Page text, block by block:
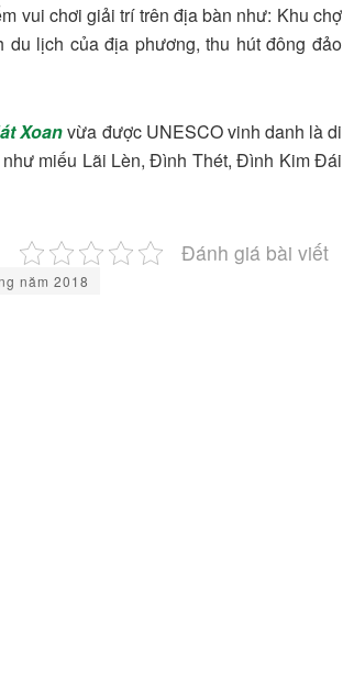
vui chơi giải trí trên địa bàn như: Khu chợ
lịch của địa phương, thu hút đông đảo
Xoanvừa được UNESCO vinh danh là di
miếu Lãi Lèn, Đình Thét, Đình Kim Đái
Đánh giá bài viết
năm 2018